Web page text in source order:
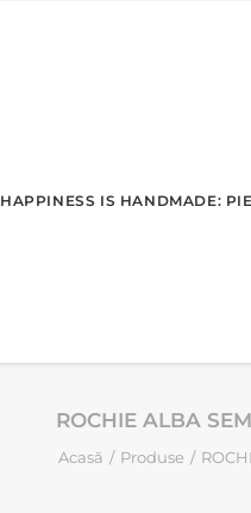
HAPPINESS IS HANDMADE:
ROCHIE ALBA
Acasă Produse